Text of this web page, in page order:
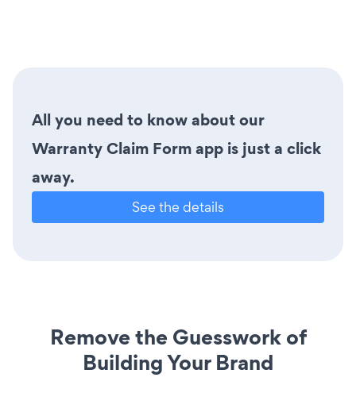
All you need to know about our
Warranty Claim Form app is just a click
away.
See the details
Remove the Guesswork of
Building Your Brand